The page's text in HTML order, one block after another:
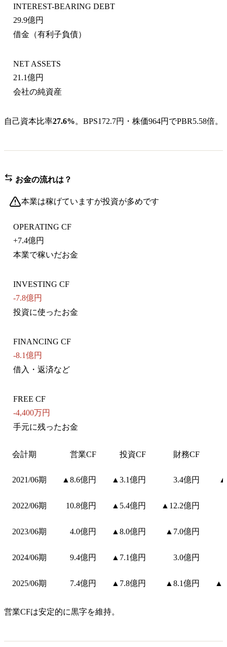
INTEREST-BEARING DEBT
29.9億円
借金（有利子負債）
NET ASSETS
21.1億円
会社の純資産
自己資本比率27.6%。BPS172.7円・株価964円でPBR5.58倍。
お金の流れは？
本業は稼げていますが投資が多めです
OPERATING CF
+7.4億円
本業で稼いだお金
INVESTING CF
-7.8億円
投資に使ったお金
FINANCING CF
-8.1億円
借入・返済など
FREE CF
-4,400万円
手元に残ったお金
会計期 営業CF 投資CF 財務CF
2021/06期 ▲8.6億円 ▲3.1億円 3.4億円
2022/06期 10.8億円 ▲5.4億円 ▲12.2億円
2023/06期 4.0億円 ▲8.0億円 ▲7.0億円
2024/06期 9.4億円 ▲7.1億円 3.0億円
2025/06期 7.4億円 ▲7.8億円 ▲8.1億円
営業CFは安定的に黒字を維持。